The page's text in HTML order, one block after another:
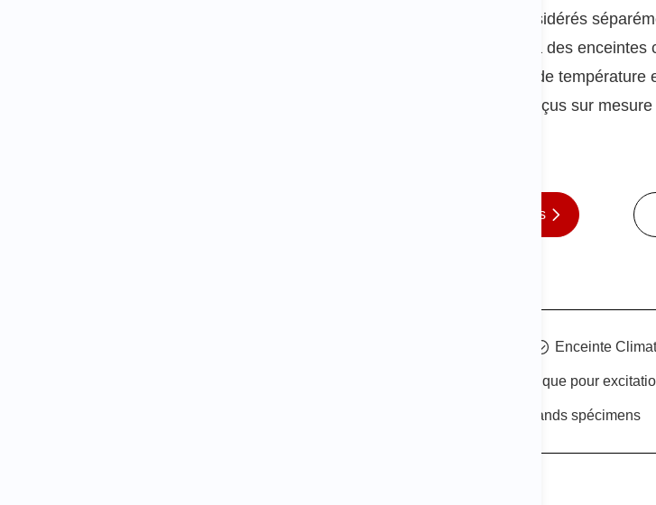
Ceux-ci ne doivent pas être considérés
IMV peut fournir des systèmes de test de vibration combinés à des
vibration, de température
Ces systèmes peuvent être conçus sur
Demande de renseignements
Enceinte
Enceinte climatique pour
Enceinte climatique pour grands spécimens